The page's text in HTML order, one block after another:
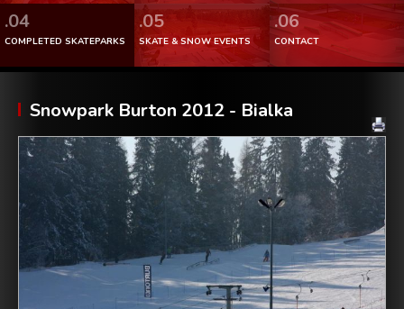
.04
COMPLETED SKATEPARKS
.05
SKATE & SNOW EVENTS
.06
CONTACT
Snowpark Burton 2012 - Bialka